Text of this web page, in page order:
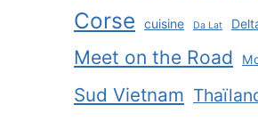
Corse cuisine Da Lat
Meet on the Road
Sud Vietnam